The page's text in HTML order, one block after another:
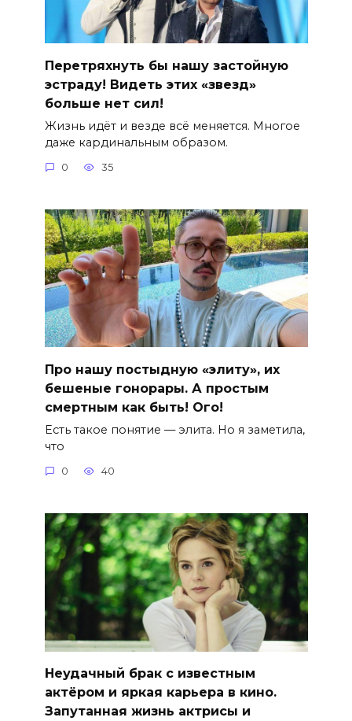
Перетряхнуть бы нашу застойную
эстраду! Видеть этих «звезд»
больше нет сил!
Жизнь идёт и везде всё меняется. Многое
даже кардинальным образом.
0 35
Про нашу постыдную «элиту», их
бешеные гонорары. А простым
смертным как быть! Ого!
Есть такое понятие — элита. Но я заметила,
что
0 40
Неудачный брак с известным
актёром и яркая карьера в кино.
Запутанная жизнь актрисы и